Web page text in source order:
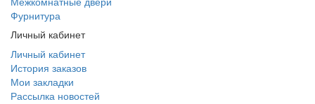
Фурнитура
Личный кабинет
Личный кабинет
История заказов
Мои закладки
Рассылка новостей